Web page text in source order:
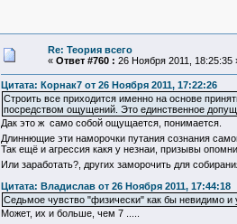
Re: Теория всего
« Ответ #760 : 26 Ноября 2011, 18:25:35
Цитата: Корнак7 от 26 Ноября 2011, 17:22:26
Строить все приходится именно на основе
посредством ощущений. Это единственное
Дак это ж само собой ощущается, понимается.
Длиннющие эти наморочки путания сознания
Так ещё и агрессия какя у незнаи, призывы
Или заработать?, других заморочить для
Цитата: Владислав от 26 Ноября 2011, 17:44:18
Седьмое чувство "физически" как бы невидимо и
Может, их и больше, чем 7 .....